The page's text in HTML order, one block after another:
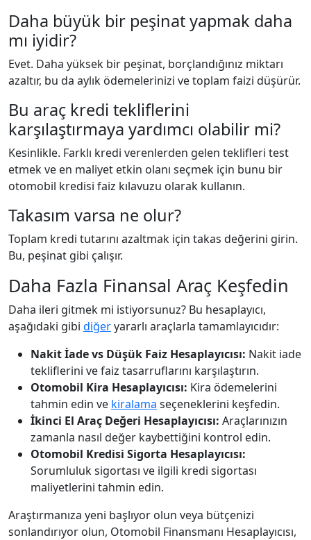
Daha büyük bir peşinat yapmak daha
mı iyidir?
Evet. Daha yüksek bir peşinat, borçlandığınız miktarı
azaltır, bu da aylık ödemelerinizi ve toplam faizi düşürür.
Bu araç kredi tekliflerini
karşılaştırmaya yardımcı olabilir mi?
Kesinlikle. Farklı kredi verenlerden gelen teklifleri test
etmek ve en maliyet etkin olanı seçmek için bunu bir
otomobil kredisi faiz kılavuzu olarak kullanın.
Takasım varsa ne olur?
Toplam kredi tutarını azaltmak için takas değerini girin.
Bu, peşinat gibi çalışır.
Daha Fazla Finansal Araç Keşfedin
Daha ileri gitmek mi istiyorsunuz? Bu hesaplayıcı,
aşağıdaki gibi diğeryararlı araçlarla tamamlayıcıdır:
Nakit İade vs Düşük Faiz Hesaplayıcısı: Nakit iade
tekliflerini ve faiz tasarruflarını karşılaştırın.
Otomobil Kira Hesaplayıcısı: Kira ödemelerini
tahmin edin ve kiralama seçeneklerini keşfedin.
İkinci El Araç Değeri Hesaplayıcısı: Araçlarınızın
zamanla nasıl değer kaybettiğini kontrol edin.
Otomobil Kredisi Sigorta Hesaplayıcısı:
Sorumluluk sigortası ve ilgili kredi sigortası
maliyetlerini tahmin edin.
Araştırmanıza yeni başlıyor olun veya bütçenizi
sonlandırıyor olun, Otomobil Finansmanı Hesaplayıcısı,